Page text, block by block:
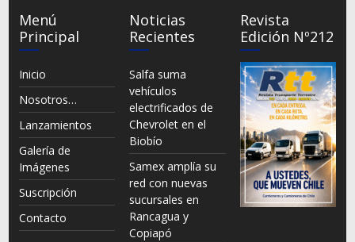
Menú
Principal
Inicio
Nosotros…
Lanzamientos
Galería de
Imágenes
Suscripción
Contacto
Noticias
Recientes
Salfa suma
vehículos
electrificados de
Chevrolet en el
Biobío
Samex amplía su
red con nuevas
sucursales en
Rancagua y
Copiapó
Revista
Edición Nº212